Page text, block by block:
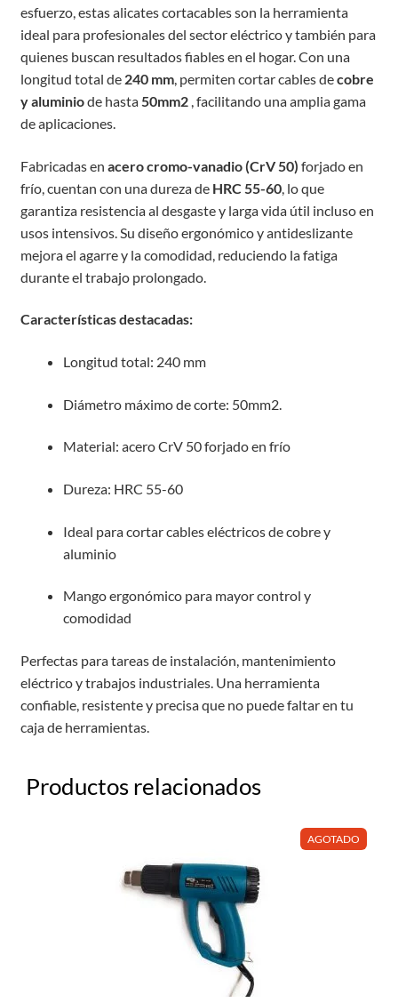
esfuerzo, estas alicates cortacables son la herramienta
ideal para profesionales del sector eléctrico y también para
quienes buscan resultados fiables en el hogar. Con una
longitud total de 240 mm, permiten cortar cables decobre
y aluminiode hasta50mm2 , facilitando una amplia gama
de aplicaciones.
Fabricadas en acero cromo-vanadio (CrV 50) forjado en
frío, cuentan con una dureza de HRC 55-60, lo que
garantiza resistencia al desgaste y larga vida útil incluso en
usos intensivos. Su diseño ergonómico y antideslizante
mejora el agarre y la comodidad, reduciendo la fatiga
durante el trabajo prolongado.
Características destacadas:
Longitud total: 240 mm
Diámetro máximo de corte: 50mm2.
Material: acero CrV 50 forjado en frío
Dureza: HRC 55-60
Ideal para cortar cables eléctricos de cobre y
aluminio
Mango ergonómico para mayor control y
comodidad
Perfectas para tareas de instalación, mantenimiento
eléctrico y trabajos industriales. Una herramienta
confiable, resistente y precisa que no puede faltar en tu
caja de herramientas.
Productos relacionados
AGOTADO